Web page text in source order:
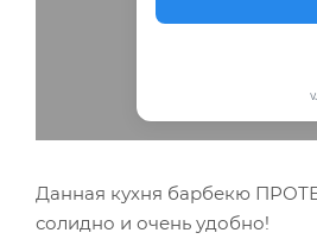
Данная кухня барбекю
солидно и очень удобно!